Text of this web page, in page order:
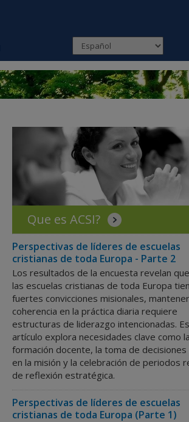
Que es ACSI?
Perspectivas de líderes de escuelas
cristianas de toda Europa - Parte 2
Los resultados de la encuesta revelan
las escuelas cristianas de toda Europa
fuertes convicciones misionales,
coherencia en la práctica diaria requiere
estructuras de liderazgo intencionadas.
artículo explora necesidades clave como la
formación docente, la toma de decisiones
en la misión y la celebración de periodos
de reflexión estratégica.
Perspectivas de líderes de escuelas
cristianas de toda Europa (Parte 1)